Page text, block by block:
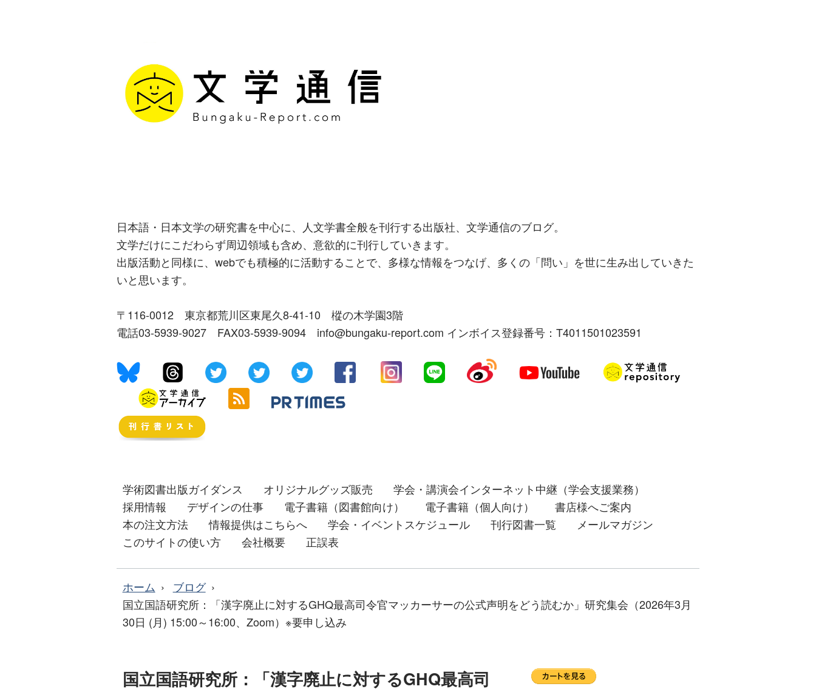
日本語・日本文学の研究書を中心に、人文学書全般を刊行する出版社、文学通信のブログ。
文学だけにこだわらず周辺領域も含め、意欲的に刊行していきます。
出版活動と同様に、webでも積極的に活動することで、多様な情報をつなげ、多くの「問い」を世に生み出していきた
いと思います。
〒116-0012 東京都荒川区東尾久8-41-10 樅の木学園3階
電話03-5939-9027 FAX03-5939-9094 info@bungaku-report.com インボイス登録番号：T4011501023591
学術図書出版ガイダンス オリジナルグッズ販売
学会・講演会インターネット中継（学会支援業務）
採用情報
デザインの仕事 電子書籍（図書館向け） 電子書籍（個人向け）
書店様へご案内
本の注文方法
情報提供はこちらへ 学会・イベントスケジュール 刊行図書一覧
メールマガジン
このサイトの使い方
会社概要 正誤表
ホーム
ブログ
国立国語研究所：「漢字廃止に対するGHQ最高司令官マッカーサーの公式声明をどう読むか」研究集会（2026年3月
30日 (月) 15:00～16:00、Zoom）※要申し込み
国立国語研究所：「漢字廃止に対するGHQ最高司